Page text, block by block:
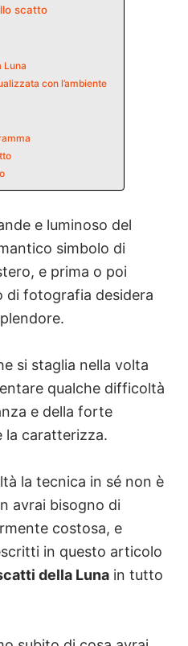
scatto
Luna
con l’ambiente
e luminoso del
simbolo di
e prima o poi
di fotografia desidera
si staglia nella volta
qualche difficoltà
e della forte
la caratterizza.
la tecnica in sé non è
avrai bisogno di
costosa, e
in questo articolo
della Luna in tutto